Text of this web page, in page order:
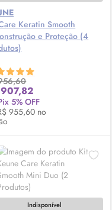
Keratin Smooth
e Proteção (4
5% OFF
955,60 no
Indisponível